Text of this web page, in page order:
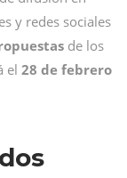
y redes sociales
de los
el 28 de febrero